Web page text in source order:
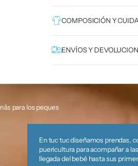
COMPOSICIÓN Y
ENVÍOS Y
para los peques
En tuc tuc diseñamos prendas,
puericultura para acompañar a
llegada del bebé hasta sus